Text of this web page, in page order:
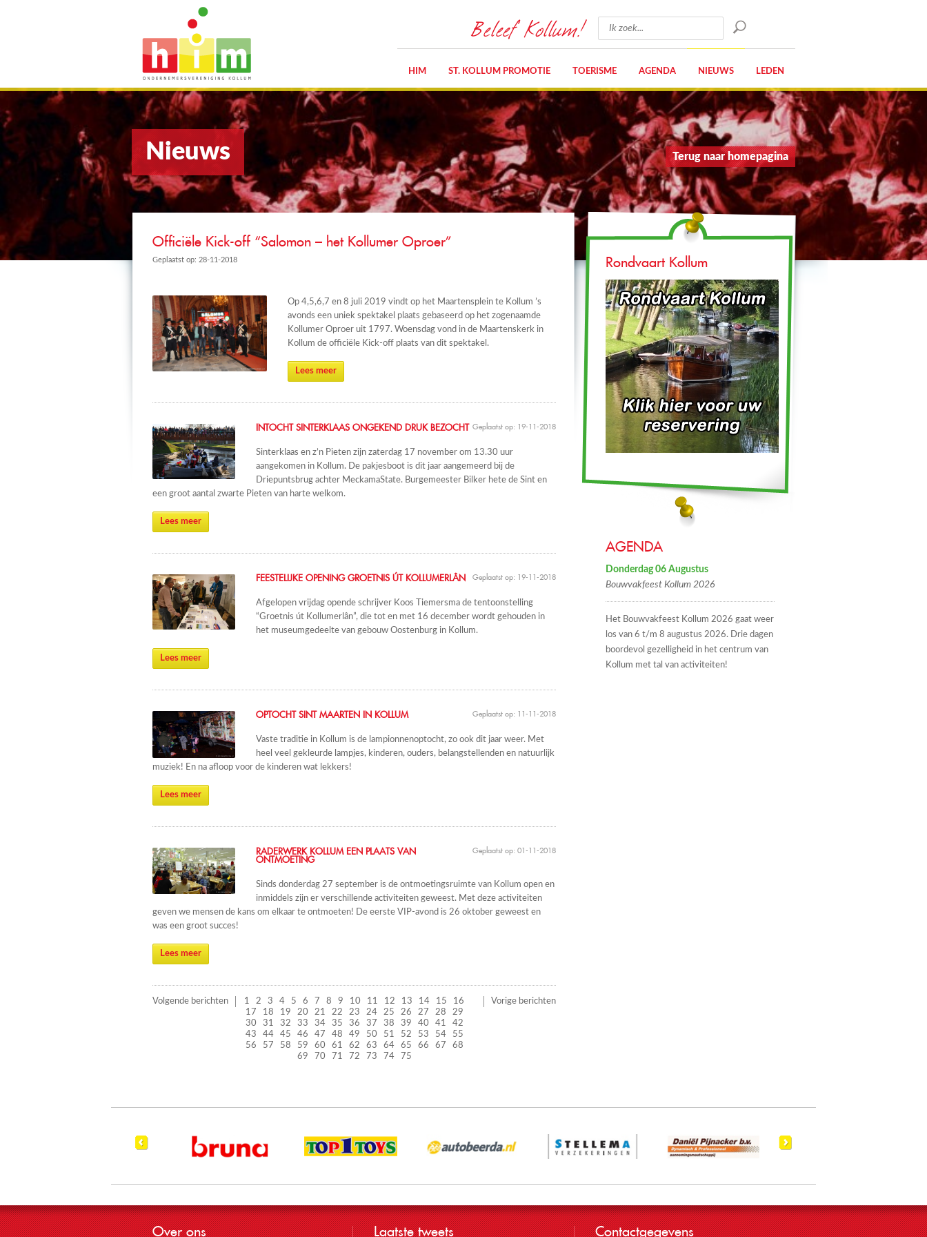
Beleef Kollum!
HIM ST. KOLLUM PROMOTIE TOERISME AGENDA NIEUWS LEDEN
Nieuws Terug naar homepagina
Officiële Kick-off “Salomon – het Kollumer Oproer”
Geplaatst op: 28-11-2018
Op 4,5,6,7 en 8 juli 2019 vindt op het Maartensplein te Kollum ’s
avonds een uniek spektakel plaats gebaseerd op het zogenaamde
Kollumer Oproer uit 1797. Woensdag vond in de Maartenskerk in
Kollum de officiële Kick-off plaats van dit spektakel.
Lees meer
Geplaatst op: 19-11-2018
INTOCHT SINTERKLAAS ONGEKEND DRUK BEZOCHT
Sinterklaas en z’n Pieten zijn zaterdag 17 november om 13.30 uur
aangekomen in Kollum. De pakjesboot is dit jaar aangemeerd bij de
Driepuntsbrug achter MeckamaState. Burgemeester Bilker hete de Sint en
een groot aantal zwarte Pieten van harte welkom.
Lees meer
Geplaatst op: 19-11-2018
FEESTELIJKE OPENING GROETNIS ÚT KOLLUMERLÂN
Afgelopen vrijdag opende schrijver Koos Tiemersma de tentoonstelling
“Groetnis út Kollumerlân”, die tot en met 16 december wordt gehouden in
het museumgedeelte van gebouw Oostenburg in Kollum.
Lees meer
Geplaatst op: 11-11-2018
OPTOCHT SINT MAARTEN IN KOLLUM
Vaste traditie in Kollum is de lampionnenoptocht, zo ook dit jaar weer. Met
heel veel gekleurde lampjes, kinderen, ouders, belangstellenden en natuurlijk
muziek! En na afloop voor de kinderen wat lekkers!
Lees meer
Geplaatst op: 01-11-2018
RADERWERK KOLLUM EEN PLAATS VAN
ONTMOETING
Sinds donderdag 27 september is de ontmoetingsruimte van Kollum open en
inmiddels zijn er verschillende activiteiten geweest. Met deze activiteiten
geven we mensen de kans om elkaar te ontmoeten! De eerste VIP-avond is 26 oktober geweest en
was een groot succes!
Lees meer
Volgende berichten 1 2 3 4 5 6 7 8 9 10 11 12 13 14 15
16
17
18 19 20 21 22 23 24 25 26 27 28
29
30
31 32 33 34 35 36 37 38 39 40 41
42
43
44 45 46 47 48 49 50 51 52 53 54
55
56
57 58 59 60 61 62 63 64 65 66 67
68
69
70 71 72 73 74 75
Vorige berichten
Rondvaart Kollum
AGENDA
Donderdag 06 Augustus
Bouwvakfeest Kollum 2026
Het Bouwvakfeest Kollum 2026 gaat weer
los van 6 t/m 8 augustus 2026. Drie dagen
boordevol gezelligheid in het centrum van
Kollum met tal van activiteiten!
Over ons Laatste tweets Contactgegevens